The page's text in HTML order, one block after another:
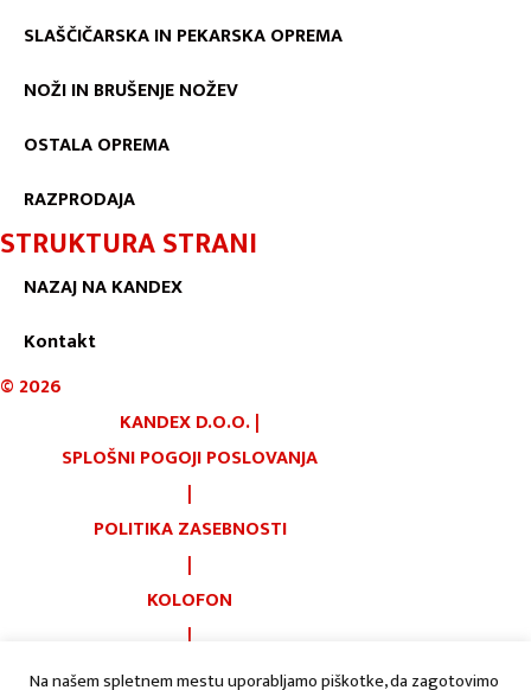
SLAŠČIČARSKA IN PEKARSKA OPREMA
NOŽI IN BRUŠENJE NOŽEV
OSTALA OPREMA
RAZPRODAJA
STRUKTURA STRANI
NAZAJ NA KANDEX
Kontakt
©2026
KANDEX D.O.O.|
SPLOŠNI POGOJI POSLOVANJA
|
POLITIKA ZASEBNOSTI
|
KOLOFON
|
PIŠKOTKI
Na našem spletnem mestu uporabljamo piškotke, da zagotovimo